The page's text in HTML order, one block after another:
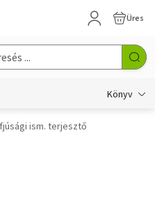
Üres
Könyv
ism. terjesztő